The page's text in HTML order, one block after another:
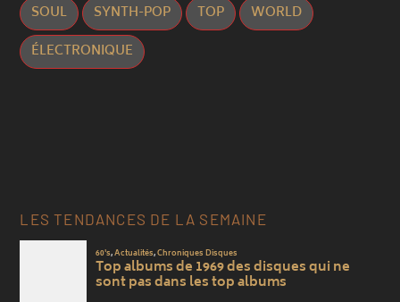
SOUL
SYNTH-POP TOP
WORLD
ÉLECTRONIQUE
LES TENDANCES DE LA SEMAINE